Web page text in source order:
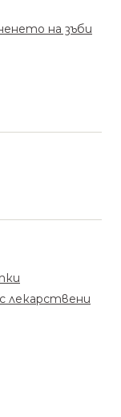
на зъби
лекарствени